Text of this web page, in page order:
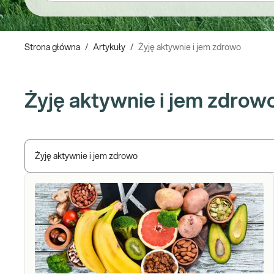
Strona główna / Artykuły / Żyję aktywnie i jem zdrowo
Żyję aktywnie i jem
Żyję aktywnie i jem zdrowo